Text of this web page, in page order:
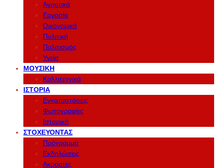
Αγροτικά
Εργασία
Οικονομικά
Πολιτική
Πολιτισμός
Υγεία
ΜΟΥΣΙΚΉ
Καλλιτεχνικά
ΙΣΤΟΡΊΑ
Εγκαταστάσεις
Φωτογραφίες
Ιστορικό
ΣΤΟΧΕΎΟΝΤΑΣ
Πρόγραμμα
Εκδηλώσεις
Ακροατές